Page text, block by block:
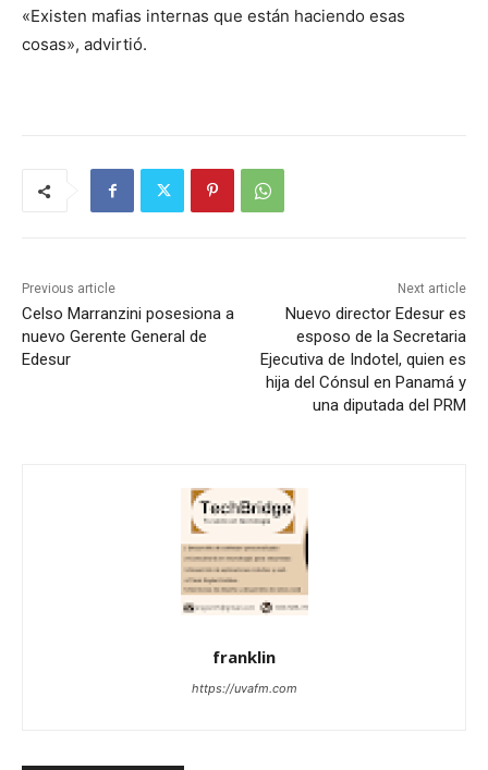
«Existen mafias internas que están haciendo esas
cosas», advirtió.
Previous article
Celso Marranzini posesiona a
nuevo Gerente General de
Edesur
Next article
Nuevo director Edesur es
esposo de la Secretaria
Ejecutiva de Indotel, quien es
hija del Cónsul en Panamá y
una diputada del PRM
franklin
https://uvafm.com